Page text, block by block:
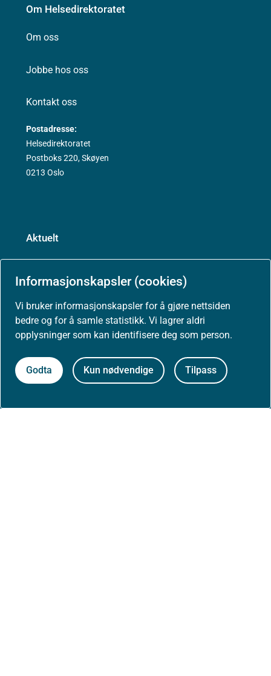
Informasjonskapsler (cookies)
Vi bruker informasjonskapsler for å gjøre nettsiden
bedre og for å samle statistikk. Vi lagrer aldri
opplysninger som kan identifisere deg som person.
Godta Kun nødvendige Tilpass
Om Helsedirektoratet
Om oss
Jobbe hos oss
Kontakt oss
Postadresse:
Helsedirektoratet
Postboks 220, Skøyen
0213 Oslo
Aktuelt
Høringer
Presse